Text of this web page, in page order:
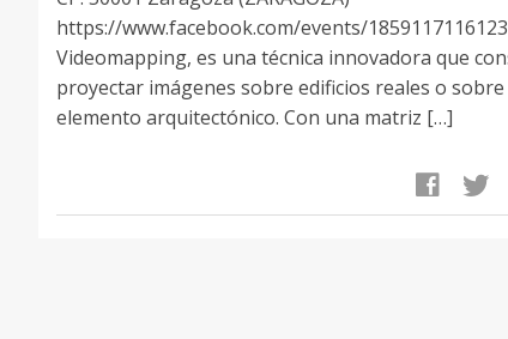
https://www.facebook.com/events/
Videomapping, es una técnica innovadora que
proyectar imágenes sobre edificios reales o
elemento arquitectónico. Con una matriz […]
facebook twitter